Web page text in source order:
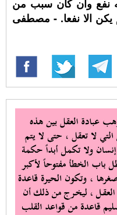
نفع وان كان سبب من
يكن الا نفعا. - مصطفى